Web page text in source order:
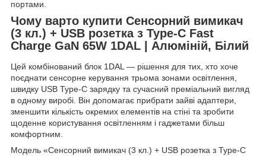
портами.
Чому варто купити Сенсорний вимикач
(3 кл.) + USB розетка з Type-C Fast
Charge GaN 65W 1DAL | Алюміній, Білий
Цей комбінований блок 1DAL — рішення для тих, хто хоче
поєднати сенсорне керування трьома зонами освітлення,
швидку USB Type-C зарядку та сучасний преміальний вигляд
в одному виробі. Він допомагає прибрати зайві адаптери,
зменшити кількість окремих елементів на стіні та зробити
щоденне користування освітленням і гаджетами більш
комфортним.
Модель «Сенсорний вимикач (3 кл.) + USB розетка з Type-C